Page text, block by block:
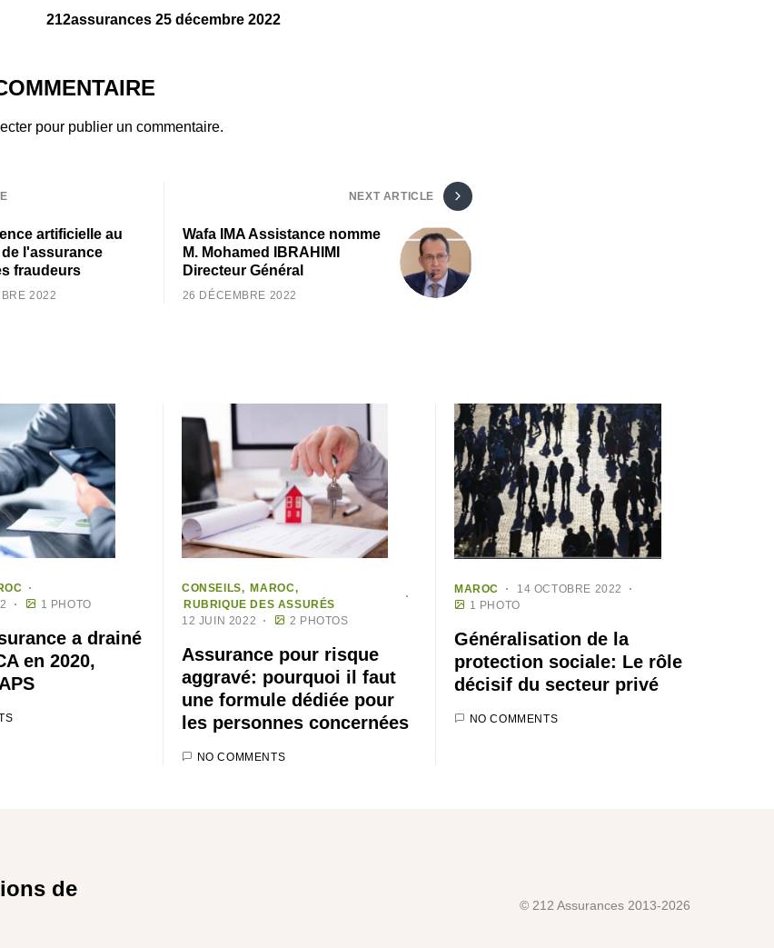
212assurances 25 décembre 2022
pour publier un commentaire.
artificielle au
l'assurance
fraudeurs
2022
NEXT ARTICLE
Wafa IMA Assistance nomme
M. Mohamed IBRAHIMI
Directeur Général
26 DÉCEMBRE 2022
1 PHOTO
a drainé
en 2020,
CONSEILS
MAROC
RUBRIQUE DES ASSURÉS
12 JUIN 2022
2 PHOTOS
Assurance pour risque
aggravé: pourquoi il faut
une formule dédiée pour
les personnes concernées
NO COMMENTS
MAROC
14 OCTOBRE 2022
1 PHOTO
Généralisation de la
protection sociale: Le rôle
décisif du secteur privé
NO COMMENTS
de
© 212 Assurances 2013-2026